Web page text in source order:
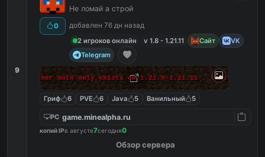
9
0
Не ломай а строй
добавлен 76 дн назад
2 игроков онлайн
v 1.8 - 1.21.11 Сайт
VK
Telegram
banner motd only exists on 1.21.9-1.21.11 , this
Гриф 6 PVE 6 Java 5 Ванильный 5
PC game.minealpha.ru
копий IPв августе7сегодня0
Обзор сервера